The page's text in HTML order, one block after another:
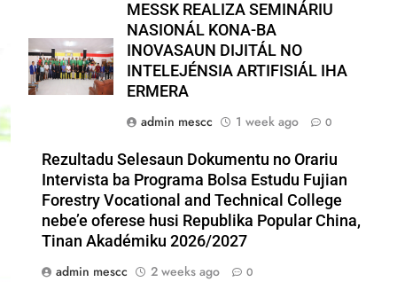
MESSK REALIZA SEMINÁRIU
NASIONÁL KONA-BA
INOVASAUN DIJITÁL NO
INTELEJÉNSIA ARTIFISIÁL IHA
ERMERA
admin mescc
1 week ago 0
Rezultadu Selesaun Dokumentu no Orariu
Intervista ba Programa Bolsa Estudu Fujian
Forestry Vocational and Technical College
nebe’e oferese husi Republika Popular China,
Tinan Akadémiku 2026/2027
admin mescc
2 weeks ago 0